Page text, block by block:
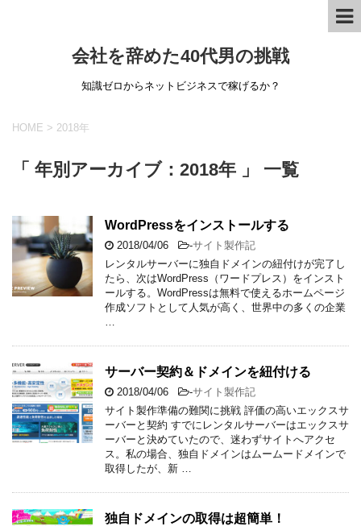
会社を辞めた40代男の挑戦
知識ゼロからネットビジネスで稼げるか？
HOME > 2018年
「 年別アーカイブ：2018年 」 一覧
WordPressをインストールする
2018/04/06 -サイト製作記
レンタルサーバーに独自ドメインの紐付けが完了し
たら、次はWordPress（ワードプレス）をインスト
ールする。WordPressは無料で使えるホームページ
作成ソフトとして人気が高く、世界中の多くの企業
サーバー契約＆ドメインを紐付ける
2018/04/06 -サイト製作記
サイト製作準備の難関に挑戦 評価の高いエックスサ
ーバーと契約 すでにレンタルサーバーはエックスサ
ーバーと決めていたので、迷わずサイトへアクセ
ス。私の場合、独自ドメインはムームードメインで
取得したが、新 …
独自ドメインの取得は超簡単！